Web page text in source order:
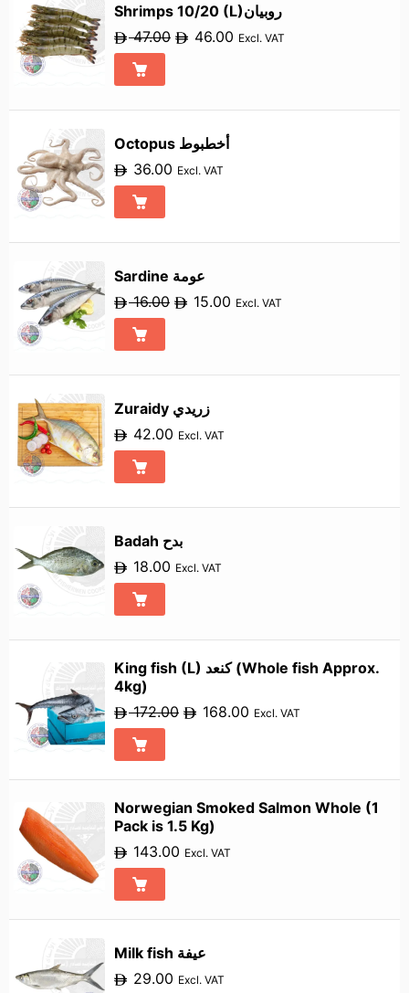
Shrimps 10/20 (L)روبيان
47.00
46.00 Excl. VAT
Octopus أخطبوط
36.00 Excl. VAT
Sardine عومة
16.00
15.00 Excl. VAT
Zuraidy زريدي
42.00 Excl. VAT
Badah بدح
18.00 Excl. VAT
King fish (L) كنعد (Whole fish Approx.
4kg)
172.00
168.00 Excl. VAT
Norwegian Smoked Salmon Whole (1
Pack is 1.5 Kg)
143.00 Excl. VAT
Milk fish عيفة
29.00 Excl. VAT